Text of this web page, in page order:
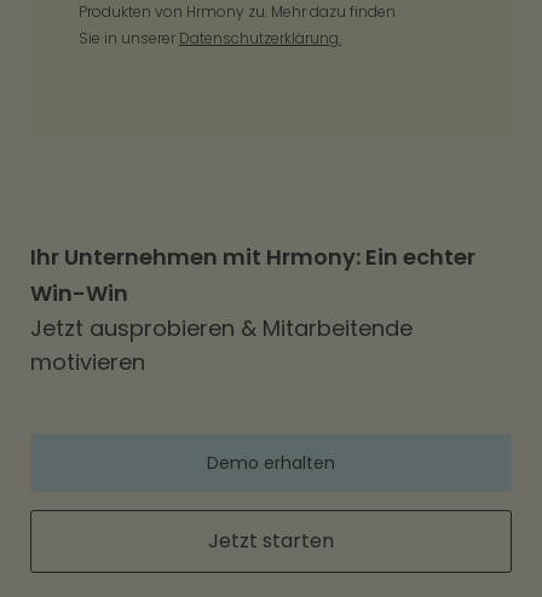
Produkten von Hrmony zu. Mehr dazu finden
Sie in unserer Datenschutzerklärung.
Ihr Unternehmen mit Hrmony: Ein echter
Win-Win
Jetzt ausprobieren & Mitarbeitende
motivieren
Demo erhalten
Jetzt starten